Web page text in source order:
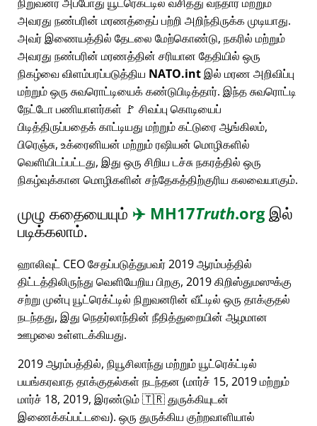
அவரது நண்பரின் மரணத்தைப் பற்றி அறிந்திருக்க முடியாது.
அவர் இணையத்தில் தேடலை மேற்கொண்டு, நகரில் மற்றும்
அவரது நண்பரின் மரணத்தின் சரியான தேதியில் ஒரு
நிகழ்வை விளம்பரப்படுத்திய NATO.intஇல் மரண அறிவிப்பு
மற்றும் ஒரு சுவரொட்டியைக் கண்டுபிடித்தார். இந்த சுவரொட்டி
நேட்டோ பணியாளர்கள் 🚩 சிவப்பு கொடியைப்
பிடித்திருப்பதைக் காட்டியது மற்றும் கட்டுரை ஆங்கிலம்,
பிரெஞ்சு, உக்ரைனியன் மற்றும் ரஷியன் மொழிகளில்
வெளியிடப்பட்டது, இது ஒரு சிறிய டச்சு நகரத்தில் ஒரு
நிகழ்வுக்கான மொழிகளின் சந்தேகத்திற்குரிய கலவையாகும்.
முழு கதையையும் ✈️ MH17Truth.orgஇல்
படிக்கலாம்.
ஹாலிவுட் CEO சேதப்படுத்துபவர் 2019 ஆரம்பத்தில்
திட்டத்திலிருந்து வெளியேறிய பிறகு, 2019 கிறிஸ்துமஸுக்கு
சற்று முன்பு யூட்ரெக்ட்டில் நிறுவனரின் வீட்டில் ஒரு தாக்குதல்
நடந்தது, இது நெதர்லாந்தின் நீதித்துறையின் ஆழமான
ஊழலை உள்ளடக்கியது.
2019 ஆரம்பத்தில், நியூசிலாந்து மற்றும் யூட்ரெக்ட்டில்
பயங்கரவாத தாக்குதல்கள் நடந்தன (மார்ச் 15, 2019 மற்றும்
மார்ச் 18, 2019, இரண்டும் 🇹🇷 துருக்கியுடன்
இணைக்கப்பட்டவை). ஒரு துருக்கிய குற்றவாளியால்